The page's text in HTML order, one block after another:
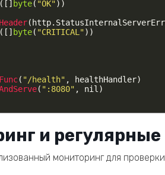
( [ ] byte( "OK") )
( http.
( [ ] byte( "CRITICAL") )
( "/health" , healthHandler)
( ":8080" , nil )
и
мониторинг для